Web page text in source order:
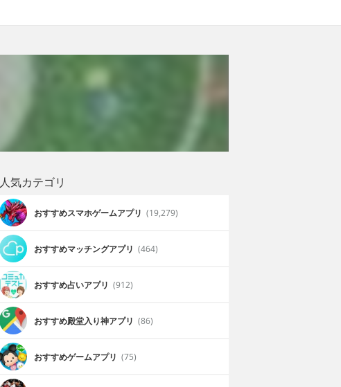
人気カテゴリ
おすすめスマホゲームアプリ (19,279)
おすすめマッチングアプリ (464)
おすすめ占いアプリ (912)
おすすめ殿堂入り神アプリ (86)
おすすめゲームアプリ (75)